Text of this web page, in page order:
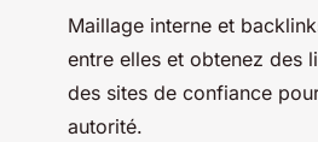
Maillage interne et
entre elles et obtenez des
des sites de confiance
autorité.